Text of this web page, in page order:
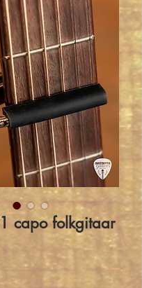
capo folkgitaar